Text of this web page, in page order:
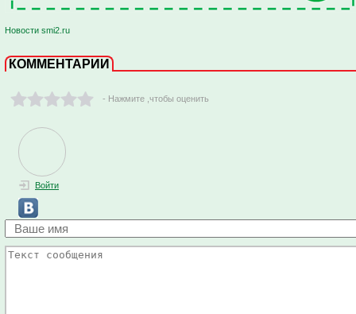
Новости smi2.ru
КОММЕНТАРИИ
- Нажмите ,чтобы оценить
Войти